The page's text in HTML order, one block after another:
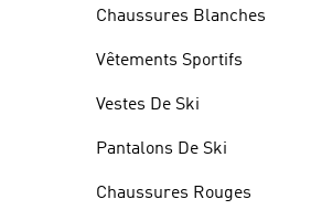
Chaussures Blanches
Vêtements Sportifs
Vestes De Ski
Pantalons De Ski
Chaussures Rouges